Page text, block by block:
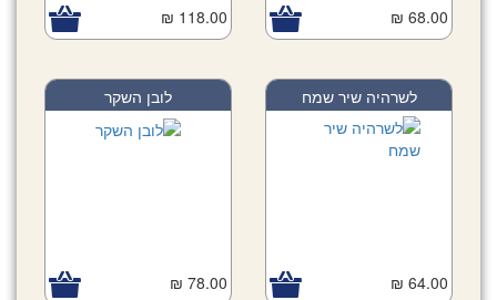
68.00 ₪
118.00 ₪
לשרהיה שיר שמח
64.00 ₪
לובן השקר
78.00 ₪